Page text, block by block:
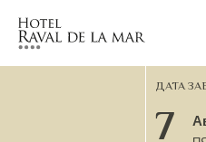
ДАТА
7